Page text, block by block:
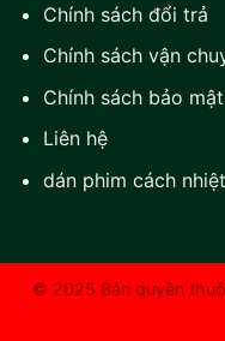
Chính sách đổi trả
Chính sách vận
Chính sách bảo mật
Liên hệ
dán phim cách
© 2025 Bản quyền